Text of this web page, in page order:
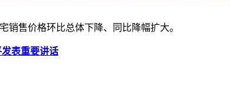
销售价格环比总体下降、同比降幅扩大。
表重要讲话